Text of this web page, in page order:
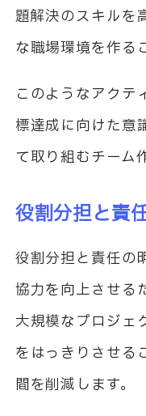
題解決のスキルを
な職場環境を作る
このようなアクテ
標達成に向けた意
て取り組むチーム
役割分担と責
役割分担と責任の
協力を向上させる
大規模なプロジェ
をはっきりさせる
間を削減します。